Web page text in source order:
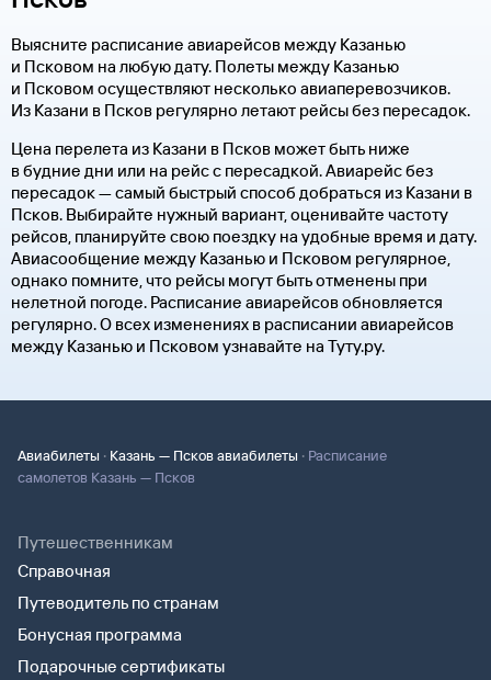
Выясните расписание авиарейсов между Казанью
и Псковом на любую дату. Полеты между Казанью
и Псковом осуществляют несколько авиаперевозчиков.
Из Казани в Псков регулярно летают рейсы без пересадок.
Цена перелета из Казани в Псков может быть ниже
в будние дни или на рейс с пересадкой. Авиарейс без
пересадок — самый быстрый способ добраться из Казани в
Псков. Выбирайте нужный вариант, оценивайте частоту
рейсов, планируйте свою поездку на удобные время и дату.
Авиасообщение между Казанью и Псковом регулярное,
однако помните, что рейсы могут быть отменены при
нелетной погоде. Расписание авиарейсов обновляется
регулярно. О всех изменениях в расписании авиарейсов
между Казанью и Псковом узнавайте на Туту.ру.
Авиабилеты · Казань — Псков авиабилеты · Расписание
самолетов Казань — Псков
Путешественникам
Справочная
Путеводитель по странам
Бонусная программа
Подарочные сертификаты